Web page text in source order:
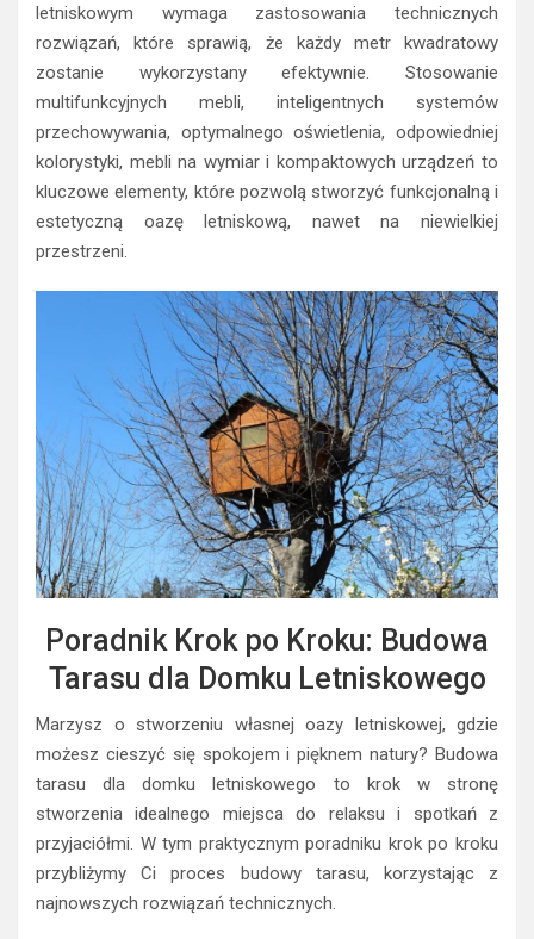
letniskowym wymaga zastosowania technicznych
rozwiązań, które sprawią, że każdy metr kwadratowy
zostanie wykorzystany efektywnie. Stosowanie
multifunkcyjnych mebli, inteligentnych systemów
przechowywania, optymalnego oświetlenia, odpowiedniej
kolorystyki, mebli na wymiar i kompaktowych urządzeń to
kluczowe elementy, które pozwolą stworzyć funkcjonalną i
estetyczną oazę letniskową, nawet na niewielkiej
przestrzeni.
Poradnik Krok po Kroku: Budowa
Tarasu dla Domku Letniskowego
Marzysz o stworzeniu własnej oazy letniskowej, gdzie
możesz cieszyć się spokojem i pięknem natury? Budowa
tarasu dla domku letniskowego to krok w stronę
stworzenia idealnego miejsca do relaksu i spotkań z
przyjaciółmi. W tym praktycznym poradniku krok po kroku
przybliżymy Ci proces budowy tarasu, korzystając z
najnowszych rozwiązań technicznych.